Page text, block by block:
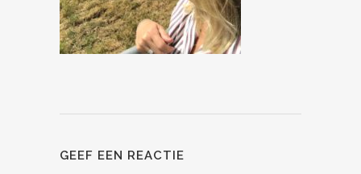
GEEF EEN REACTIE